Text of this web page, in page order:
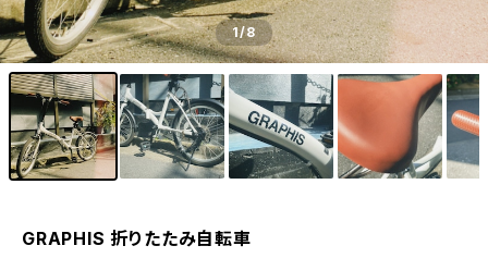
1/8
GRAPHIS 折りたたみ自転車